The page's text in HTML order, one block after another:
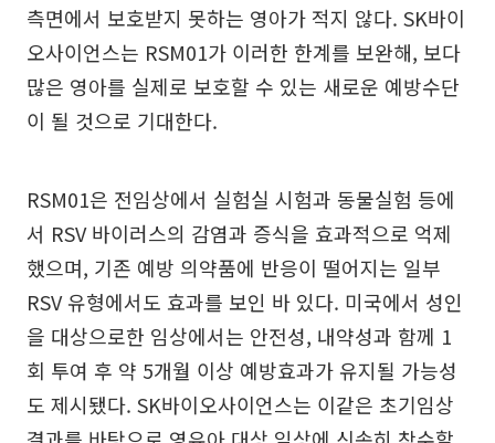
측면에서 보호받지 못하는 영아가 적지 않다. SK바이
오사이언스는 RSM01가 이러한 한계를 보완해, 보다
많은 영아를 실제로 보호할 수 있는 새로운 예방수단
이 될 것으로 기대한다.
RSM01은 전임상에서 실험실 시험과 동물실험 등에
서 RSV 바이러스의 감염과 증식을 효과적으로 억제
했으며, 기존 예방 의약품에 반응이 떨어지는 일부
RSV 유형에서도 효과를 보인 바 있다. 미국에서 성인
을 대상으로한 임상에서는 안전성, 내약성과 함께 1
회 투여 후 약 5개월 이상 예방효과가 유지될 가능성
도 제시됐다. SK바이오사이언스는 이같은 초기임상